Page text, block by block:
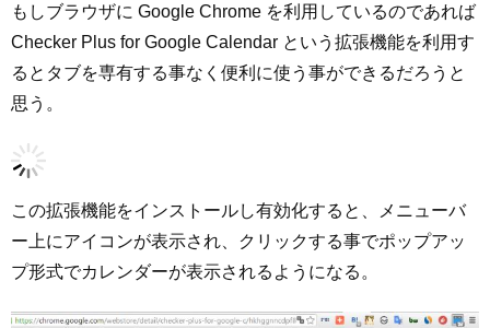
もしブラウザに Google Chrome を利用しているのであれば
Checker Plus for Google Calendar という拡張機能を利用す
るとタブを専有する事なく便利に使う事ができるだろうと
思う。
この拡張機能をインストールし有効化すると、メニューバ
ー上にアイコンが表示され、クリックする事でポップアッ
プ形式でカレンダーが表示されるようになる。